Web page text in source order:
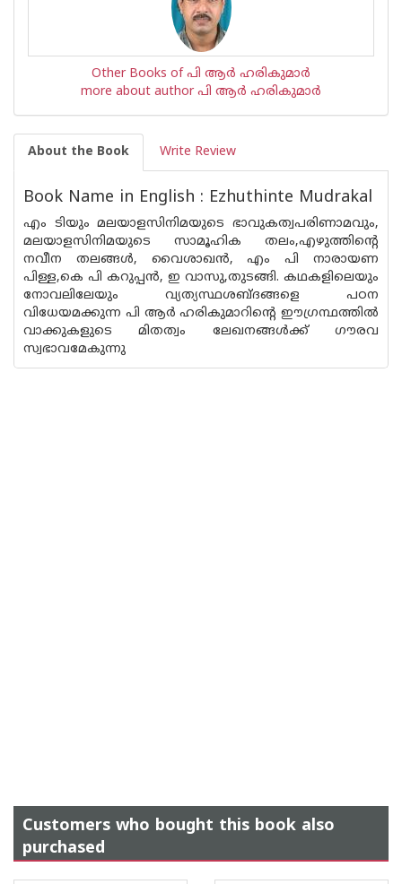
Other Books of പി ആര്‍ ഹരികുമാര്‍
more about author പി ആര്‍ ഹരികുമാര്‍
About the Book Write Review
Book Name in English : Ezhuthinte Mudrakal
എം ടിയും മലയാളസിനിമയുടെ ഭാവുകത്വപരിണാമവും,
മലയാളസിനിമയുടെ സാമൂഹിക തലം,എഴുത്തിന്റെ
നവീന തലങ്ങള്‍, വൈശാഖന്‍, എം പി നാരായണ
പിള്ള,കെ പി കറുപ്പന്‍, ഇ വാസു,തുടങ്ങി. കഥകളിലെയും‌
നോവലിലേയും വ്യത്യസ്ഥശബ്ദങ്ങളെ പഠന
വിധേയമക്കുന്ന പി ആര്‍ ഹരികുമാറിന്റെ ഈഗ്രന്ഥത്തില്‍
വാക്കുകളുടെ മിതത്വം ലേഖനങ്ങള്‍ക്ക് ഗൗരവ
സ്വഭാവമേകുന്നു
Customers who bought this book also
purchased